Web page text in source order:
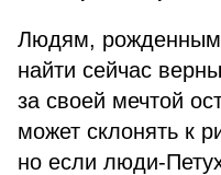
Людям, рожденным
найти сейчас
за своей мечтой
может склонять к
но если люди-